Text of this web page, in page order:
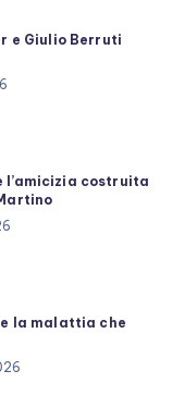
e Giulio Berruti
l’amicizia costruita
la malattia che